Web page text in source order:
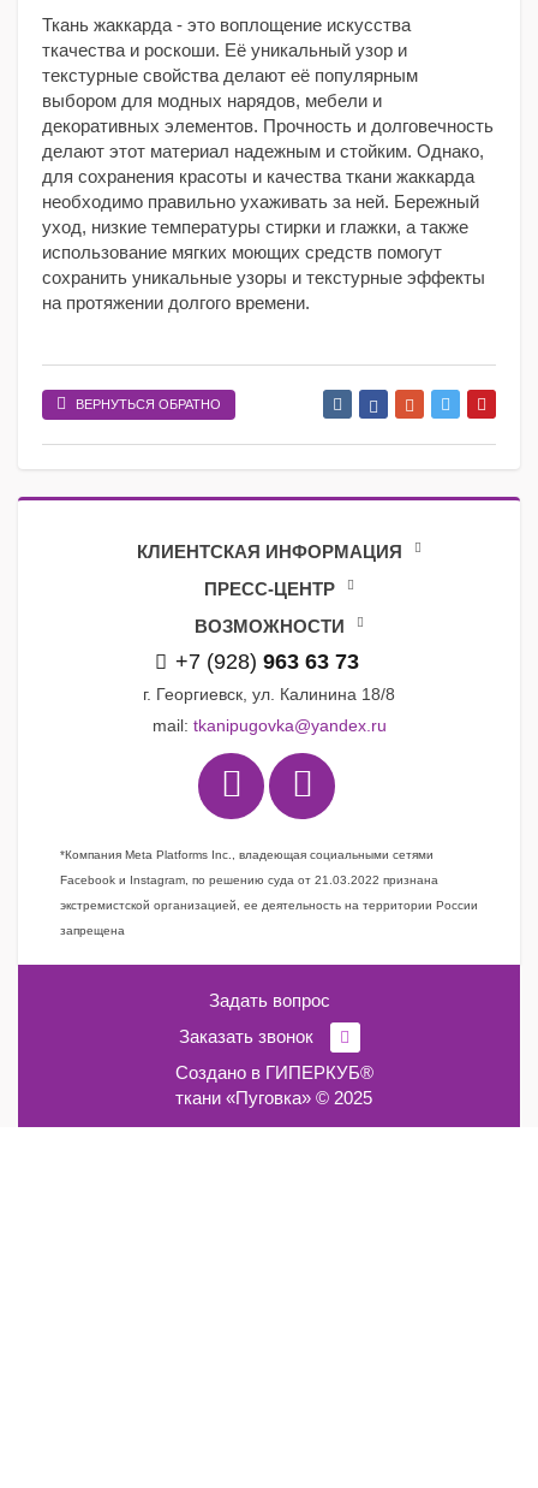
Ткань жаккарда - это воплощение искусства
ткачества и роскоши. Её уникальный узор и
текстурные свойства делают её популярным
выбором для модных нарядов, мебели и
декоративных элементов. Прочность и долговечность
делают этот материал надежным и стойким. Однако,
для сохранения красоты и качества ткани жаккарда
необходимо правильно ухаживать за ней. Бережный
уход, низкие температуры стирки и глажки, а также
использование мягких моющих средств помогут
сохранить уникальные узоры и текстурные эффекты
на протяжении долгого времени.
ВЕРНУТЬСЯ ОБРАТНО
КЛИЕНТСКАЯ ИНФОРМАЦИЯ
ПРЕСС-ЦЕНТР
ВОЗМОЖНОСТИ
+7 (928) 963 63 73
г. Георгиевск, ул. Калинина 18/8
mail: tkanipugovka@yandex.ru
*Компания Meta Platforms Inc., владеющая социальными сетями
Facebook и Instagram, по решению суда от 21.03.2022 признана
экстремистской организацией, ее деятельность на территории России
запрещена
Задать вопрос
Заказать звонок
Создано в ГИПЕРКУБ®
ткани «Пуговка» © 2025